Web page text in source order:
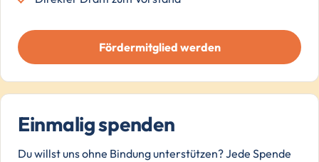
Fördermitglied werden
Einmalig spenden
Du willst uns ohne Bindung unterstützen? Jede Spende